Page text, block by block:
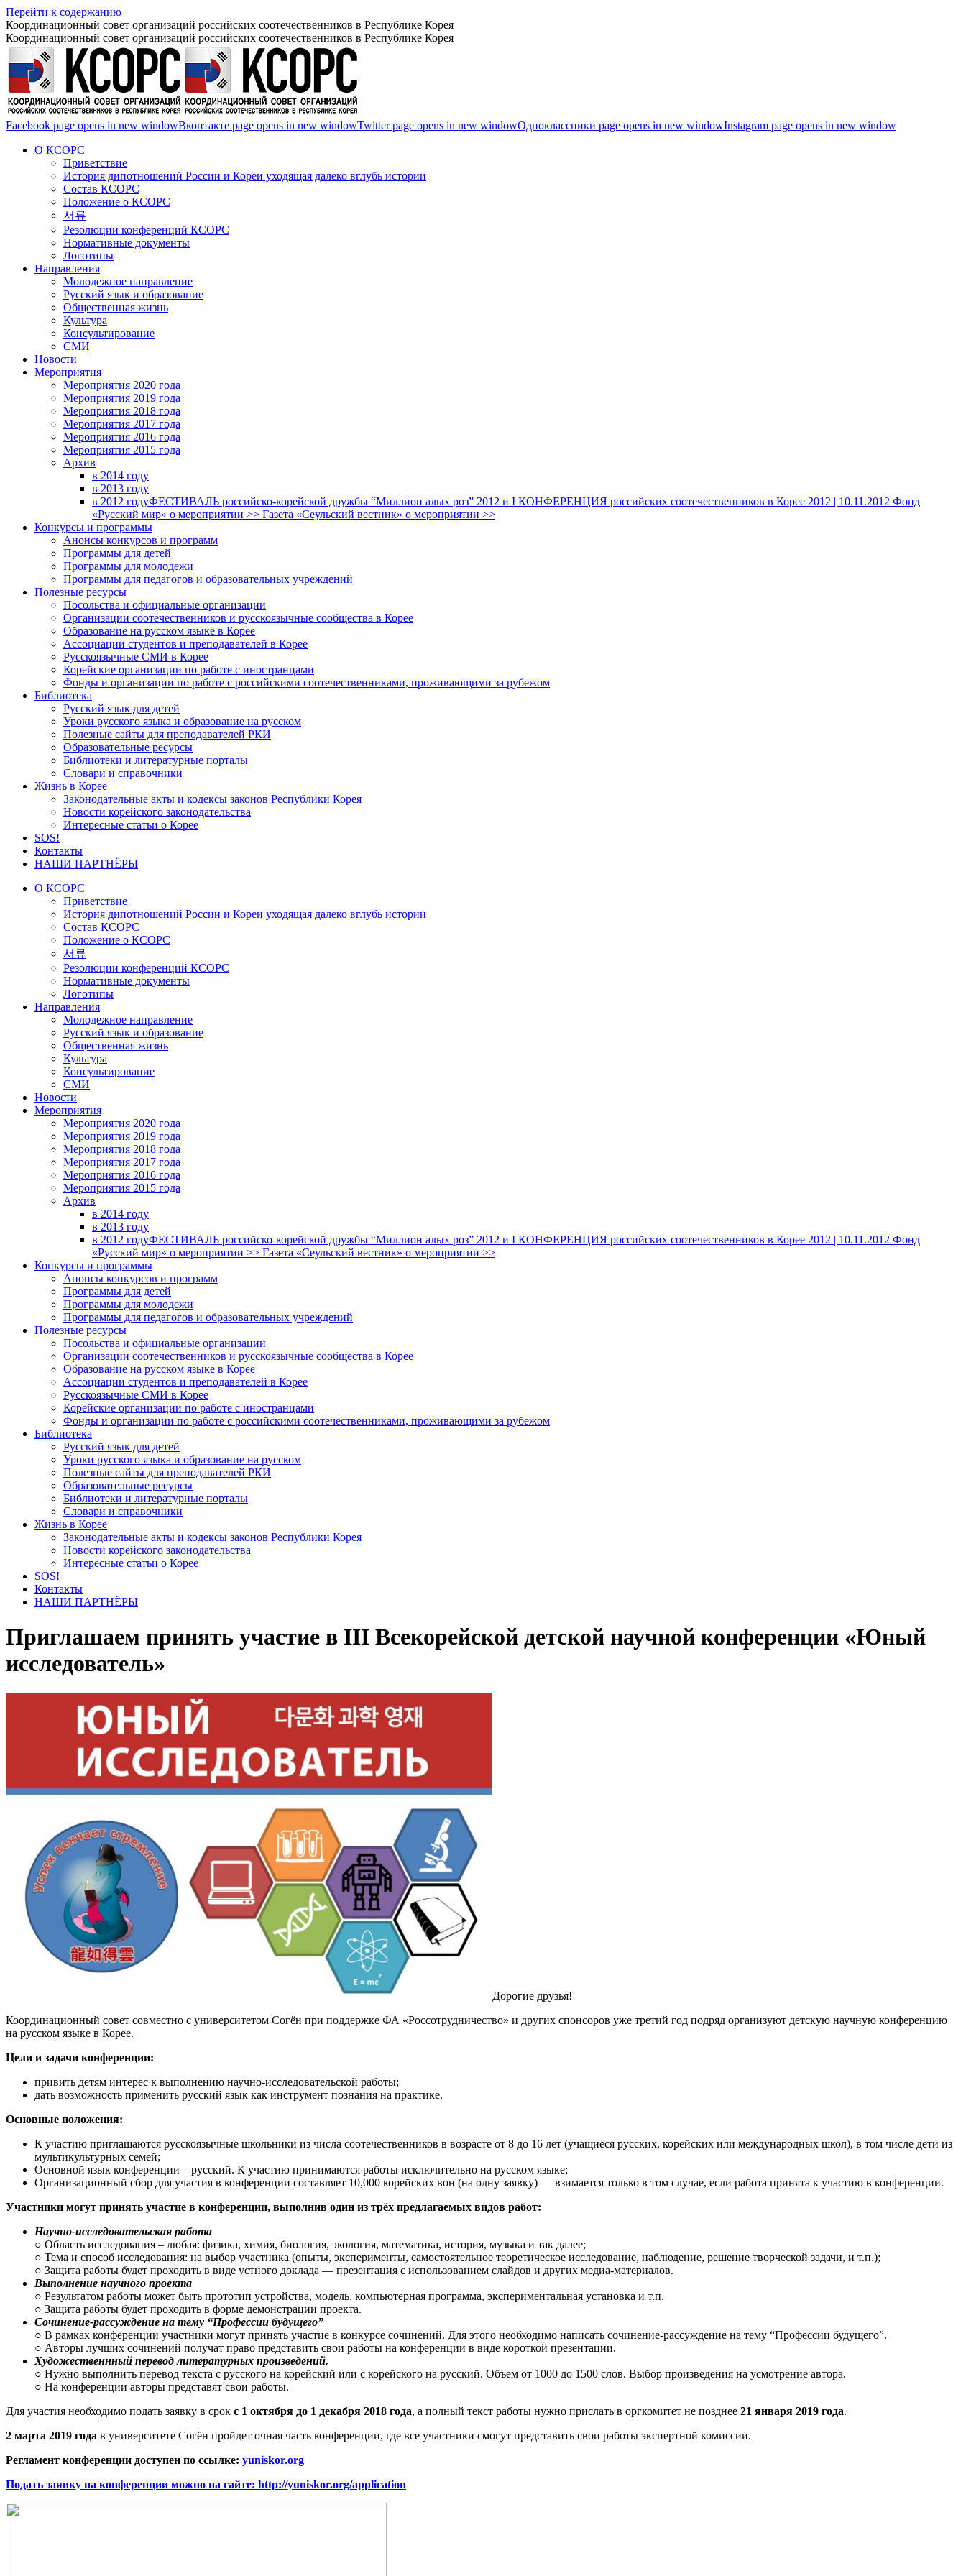
Перейти к содержанию
Координационный совет организаций российских соотечественников в Республике Корея
Координационный совет организаций российских соотечественников в Республике Корея
Facebook page opens in new windowВконтакте page opens in new windowTwitter page opens in new windowОдноклассники page opens in new windowInstagram page opens in new window
О КСОРС
Приветствие
История дипотношений России и Кореи уходящая далеко вглубь истории
Состав КСОРС
Положение о КСОРС
서류
Резолюции конференций КСОРС
Нормативные документы
Логотипы
Направления
Молодежное направление
Русский язык и образование
Общественная жизнь
Культура
Консультирование
СМИ
Новости
Мероприятия
Мероприятия 2020 года
Мероприятия 2019 года
Мероприятия 2018 годa
Мероприятия 2017 года
Мероприятия 2016 года
Мероприятия 2015 года
Архив
в 2014 году
в 2013 году
в 2012 годуФЕСТИВАЛЬ российско-корейской дружбы “Миллион алых роз” 2012 и I КОНФЕРЕНЦИЯ российских соотечественников в Корее 2012 | 10.11.2012 Фонд
«Русский мир» о мероприятии >> Газета «Сеульский вестник» о мероприятии >>
Конкурсы и программы
Анонсы конкурсов и программ
Программы для детей
Программы для молодежи
Программы для педагогов и образовательных учреждений
Полезные ресурсы
Посольства и официальные организации
Организации соотечественников и русскоязычные сообщества в Корее
Образование на русском языке в Корее
Ассоциации студентов и преподавателей в Корее
Русскоязычные СМИ в Корее
Корейские организации по работе с иностранцами
Фонды и организации по работе с российскими соотечественниками, проживающими за рубежом
Библиотека
Русский язык для детей
Уроки русского языка и образование на русском
Полезные сайты для преподавателей РКИ
Образовательные ресурсы
Библиотеки и литературные порталы
Словари и справочники
Жизнь в Корее
Законодательные акты и кодексы законов Республики Корея
Новости корейского законодательства
Интересные статьи о Корее
SOS!
Контакты
НАШИ ПАРТНЁРЫ
О КСОРС
Приветствие
История дипотношений России и Кореи уходящая далеко вглубь истории
Состав КСОРС
Положение о КСОРС
서류
Резолюции конференций КСОРС
Нормативные документы
Логотипы
Направления
Молодежное направление
Русский язык и образование
Общественная жизнь
Культура
Консультирование
СМИ
Новости
Мероприятия
Мероприятия 2020 года
Мероприятия 2019 года
Мероприятия 2018 годa
Мероприятия 2017 года
Мероприятия 2016 года
Мероприятия 2015 года
Архив
в 2014 году
в 2013 году
в 2012 годуФЕСТИВАЛЬ российско-корейской дружбы “Миллион алых роз” 2012 и I КОНФЕРЕНЦИЯ российских соотечественников в Корее 2012 | 10.11.2012 Фонд
«Русский мир» о мероприятии >> Газета «Сеульский вестник» о мероприятии >>
Конкурсы и программы
Анонсы конкурсов и программ
Программы для детей
Программы для молодежи
Программы для педагогов и образовательных учреждений
Полезные ресурсы
Посольства и официальные организации
Организации соотечественников и русскоязычные сообщества в Корее
Образование на русском языке в Корее
Ассоциации студентов и преподавателей в Корее
Русскоязычные СМИ в Корее
Корейские организации по работе с иностранцами
Фонды и организации по работе с российскими соотечественниками, проживающими за рубежом
Библиотека
Русский язык для детей
Уроки русского языка и образование на русском
Полезные сайты для преподавателей РКИ
Образовательные ресурсы
Библиотеки и литературные порталы
Словари и справочники
Жизнь в Корее
Законодательные акты и кодексы законов Республики Корея
Новости корейского законодательства
Интересные статьи о Корее
SOS!
Контакты
НАШИ ПАРТНЁРЫ
Приглашаем принять участие в III Всекорейской детской научной конференции «Юный
исследователь»
Дорогие друзья!
Координационный совет совместно с университетом Согён при поддержке ФА «Россотрудничество» и других спонсоров уже третий год подряд организуют детскую научную конференцию
на русском языке в Корее.
Цели и задачи конференции:
привить детям интерес к выполнению научно-исследовательской работы;
дать возможность применить русский язык как инструмент познания на практике.
Основные положения:
К участию приглашаются русскоязычные школьники из числа соотечественников в возрасте от 8 до 16 лет (учащиеся русских, корейских или международных школ), в том числе дети из
мультикультурных семей;
Основной язык конференции – русский​. К участию принимаются работы исключительно на русском языке;
Организационный сбор для участия в конференции составляет 10,000 корейских вон (на одну заявку) — взимается только в том случае, если работа принята к участию в конференции.
Участники могут принять участие в конференции, выполнив один из трёх предлагаемых видов работ:
Научно-исследовательская работа
○ Область исследования – любая: физика, химия, биология, экология, математика, история, музыка и так далее;
○ Тема и способ исследования: на выбор участника (опыты, эксперименты, самостоятельное теоретическое исследование, наблюдение, решение творческой задачи, и т.п.);
○ Защита работы будет проходить в виде устного доклада — презентация с использованием слайдов и других медиа-материалов.
Выполнение научного проекта
○ Результатом работы может быть прототип устройства, модель, компьютерная программа, экспериментальная установка и т.п.
○ Защита работы будет проходить в форме демонстрации проекта.
Сочинение-рассуждение на тему “Профессии будущего”
○ В рамках конференции участники могут принять участие в конкурсе сочинений. Для этого необходимо написать сочинение-рассуждение на тему “Профессии будущего”.
○ Авторы лучших сочинений получат право представить свои работы на конференции в виде короткой презентации.
Художественнный перевод литературных произведений.
○ Нужно выполнить перевод текста с русского на корейский или с корейского на русский. Объем от 1000 до 1500 слов. Выбор произведения на усмотрение автора.
○ На конференции авторы представят свои работы.
Для участия необходимо подать заявку в срок с 1 октября до 1 декабря 2018 года, а полный текст работы нужно прислать в оргкомитет не позднее 21 января 2019 года.
2 марта 2019 года в университете Согён пройдет очная часть конференции, где все участники смогут представить свои работы экспертной комиссии.
Регламент конференции доступен по ссылке: yuniskor.org
Подать заявку на конференции можно на сайте: http://yuniskor.org/application